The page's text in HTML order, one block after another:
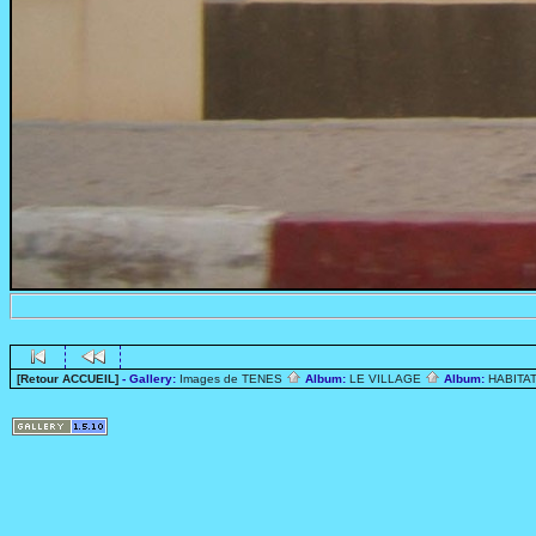
[Retour ACCUEIL] - Gallery: Images de TENES Album: LE VILLAGE Album: